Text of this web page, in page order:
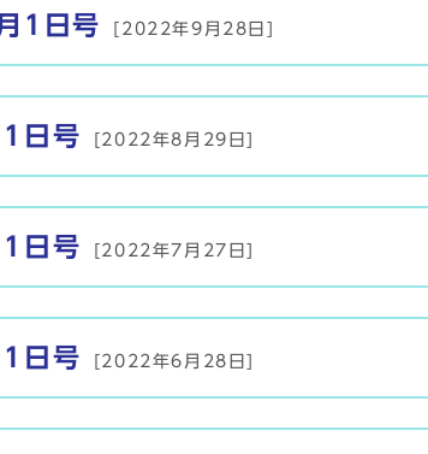
1日号 [2022年9月28日]
日号 [2022年8月29日]
日号 [2022年7月27日]
日号 [2022年6月28日]